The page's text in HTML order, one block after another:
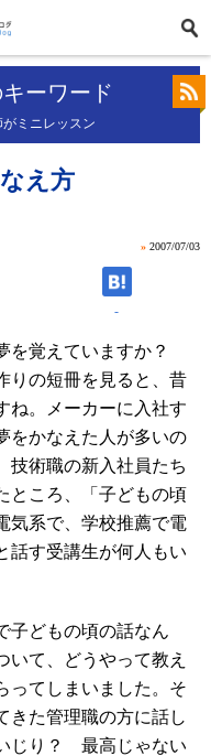
ーワード
ミニレッスン
え方
» 2007/07/03
-
を覚えていますか？
りの短冊を見ると、昔
ね。メーカーに入社す
をかなえた人が多いの
技術職の新入社員たち
ところ、「子どもの頃
気系で、学校推薦で電
話す受講生が何人もい
子どもの頃の話なん
いて、どうやって教え
ってしまいました。そ
きた管理職の方に話し
じり？ 最高じゃない